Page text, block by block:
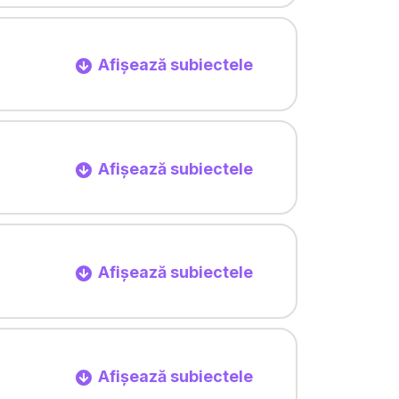
Afișează subiectele
Afișează subiectele
Afișează subiectele
Afișează subiectele